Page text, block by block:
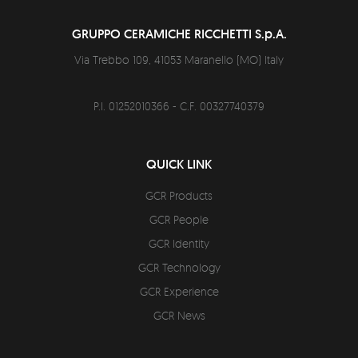
GRUPPO CERAMICHE RICCHETTI S.p.A.
Via Trebbo 109, 41053 Maranello (MO) Italy
P.I. 01252010366 - C.F. 00327740379
QUICK LINK
GCR Products
GCR People
GCR Identity
GCR Technology
GCR Experience
GCR News